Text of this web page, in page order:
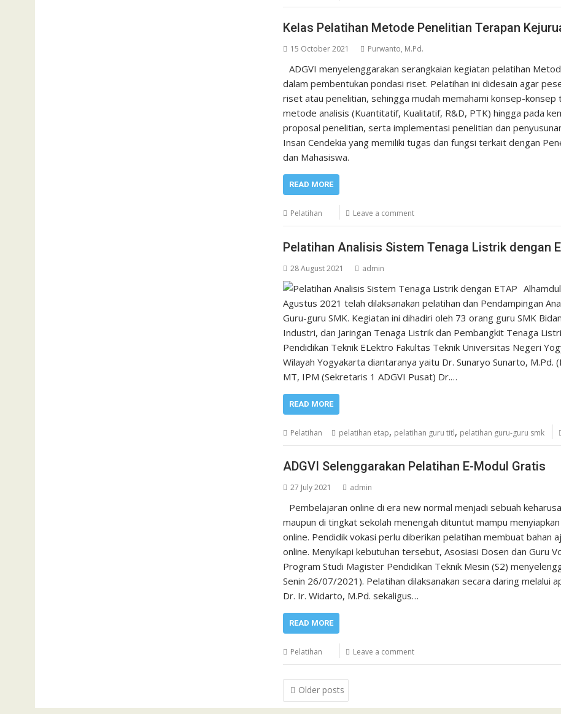
Kelas Pelatihan Metode Penelitian Terapan
15 October 2021 Purwanto, M.Pd.
ADGVI menyelenggarakan serangkaian kegiatan pelatihan
dalam pembentukan pondasi riset. Pelatihan ini didesain agar
riset atau penelitian, sehingga mudah memahami konsep-
metode analisis (Kuantitatif, Kualitatif, R&D, PTK) hingga pada
proposal penelitian, serta implementasi penelitian dan
Insan Cendekia yang memiliki tugas dan fungsi terkait dengan
dan Mahasiswa.
READ MORE
Pelatihan Leave a comment
Pelatihan Analisis Sistem Tenaga Listrik dengan
28 August 2021 admin
Agustus 2021 telah dilaksanakan pelatihan dan Pendampingan
Guru-guru SMK. Kegiatan ini dihadiri oleh 73 orang guru SMK
Industri, dan Jaringan Tenaga Listrik dan Pembangkit Tenaga
Pendidikan Teknik ELektro Fakultas Teknik Universitas Negeri
Wilayah Yogyakarta diantaranya yaitu Dr. Sunaryo Sunarto, M.Pd.
MT, IPM (Sekretaris 1 ADGVI Pusat) Dr.…
READ MORE
Pelatihan pelatihan etap, pelatihan guru titl, pelatihan guru-guru smk
ADGVI Selenggarakan Pelatihan E-Modul Gratis
27 July 2021 admin
Pembelajaran online di era new normal menjadi sebuah
maupun di tingkat sekolah menengah dituntut mampu
online. Pendidik vokasi perlu diberikan pelatihan membuat bahan
online. Menyikapi kebutuhan tersebut, Asosiasi Dosen dan Guru
Program Studi Magister Pendidikan Teknik Mesin (S2)
Senin 26/07/2021). Pelatihan dilaksanakan secara daring melalui
Dr. Ir. Widarto, M.Pd. sekaligus…
READ MORE
Pelatihan Leave a comment
Posts
navigation
Older posts